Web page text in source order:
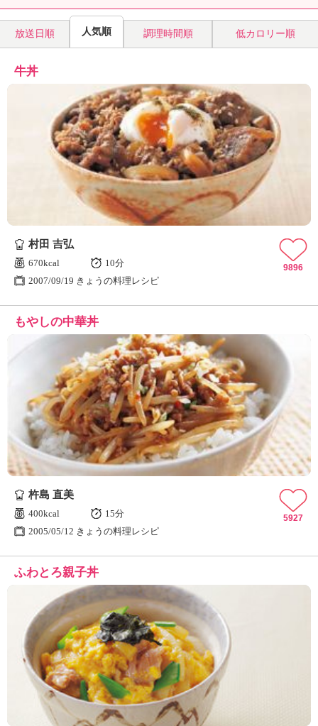
放送日順 人気順 調理時間順 低カロリー順
牛丼
村田 吉弘
670kcal
10分
2007/09/19 きょうの料理レシピ
9896
もやしの中華丼
杵島 直美
400kcal
15分
2005/05/12 きょうの料理レシピ
5927
ふわとろ親子丼